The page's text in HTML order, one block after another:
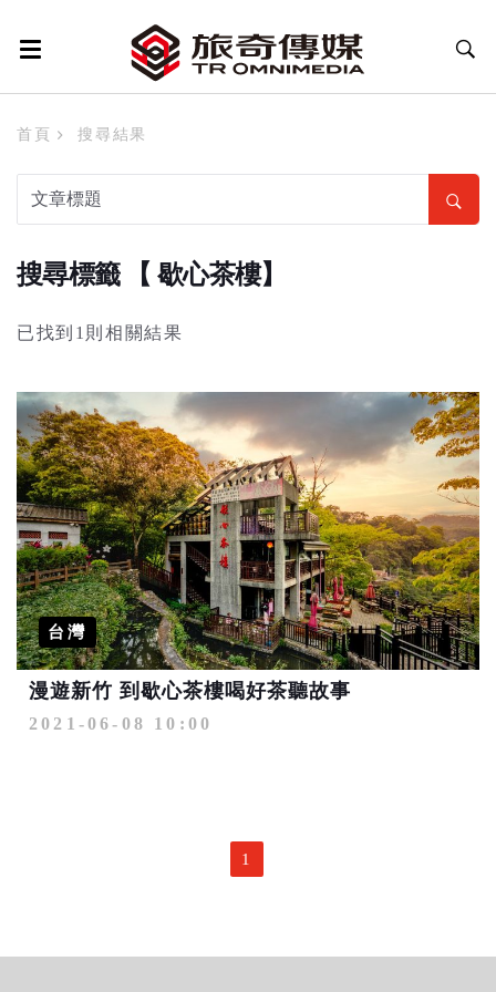
首頁 搜尋結果
搜尋標籤 【 歇心茶樓】
已找到1則相關結果
台灣
漫遊新竹 到歇心茶樓喝好茶聽故事
2021-06-08 10:00
1